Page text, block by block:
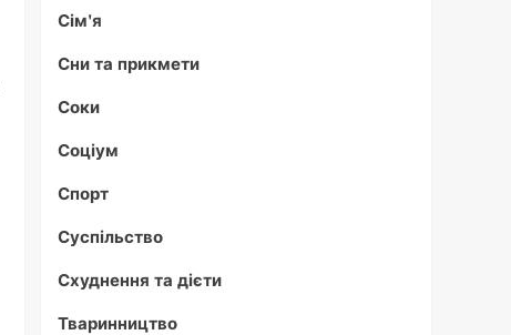
Сім'я
Сни та прикмети
Соки
Соціум
Спорт
Суспільство
Схуднення та дієти
Тваринництво